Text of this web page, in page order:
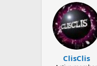
ClisClis